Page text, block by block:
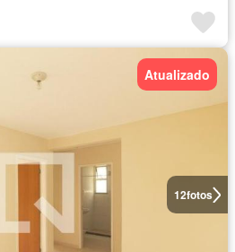
12fotos
Atualizado